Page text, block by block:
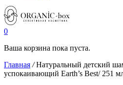
0
Ваша корзина пока пуста.
Главная /Натуральный детский
успокаивающий Earth’s Best/ 251